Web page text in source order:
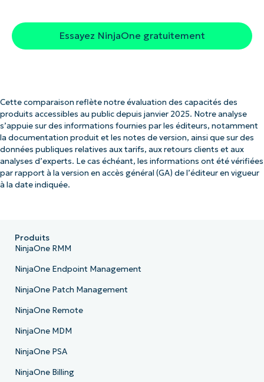
Essayez NinjaOne gratuitement
Cette comparaison reflète notre évaluation des capacités des
produits accessibles au public depuis janvier 2025. Notre analyse
s’appuie sur des informations fournies par les éditeurs, notamment
la documentation produit et les notes de version, ainsi que sur des
données publiques relatives aux tarifs, aux retours clients et aux
analyses d’experts. Le cas échéant, les informations ont été vérifiées
par rapport à la version en accès général (GA) de l’éditeur en vigueur
à la date indiquée.
Produits
NinjaOne RMM
NinjaOne Endpoint Management
NinjaOne Patch Management
NinjaOne Remote
NinjaOne MDM
NinjaOne PSA
NinjaOne Billing